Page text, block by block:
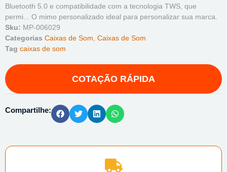
Bluetooth 5.0 e compatibilidade com a tecnologia TWS, que
permi... O mimo personalizado ideal para personalizar sua marca.
Sku: MP-006029
Categorias Caixas de Som Caixas de Som
Tag caixas de som
Compartilhe: